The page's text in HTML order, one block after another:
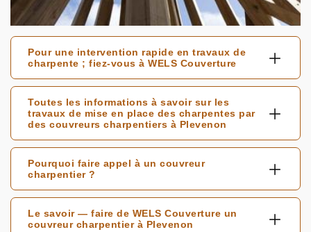
Pour une intervention rapide en travaux de
charpente ; fiez-vous à WELS Couverture
Toutes les informations à savoir sur les
travaux de mise en place des charpentes par
des couvreurs charpentiers à Plevenon
Pourquoi faire appel à un couvreur
charpentier ?
Le savoir — faire de WELS Couverture un
couvreur charpentier à Plevenon